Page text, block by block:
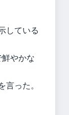
している
やかな
った。